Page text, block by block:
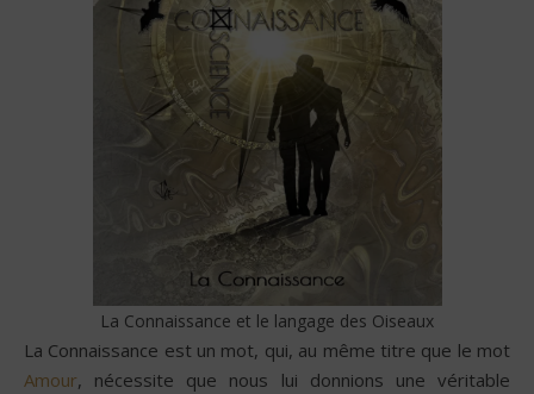
La Connaissance et le langage des Oiseaux
La Connaissance est un mot, qui, au même titre que le mot
Amour, nécessite que nous lui donnions une véritable